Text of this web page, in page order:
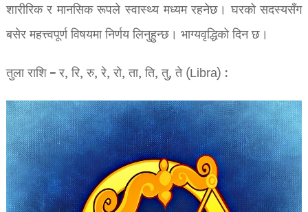
शारीरिक र मानसिक रूपले स्वास्थ्य मध्यम रहनेछ। घरको सदस्यसँग
बसेर महत्त्वपूर्ण विषयमा निर्णय लिनुहुन्छ। भाग्यवृद्धिको दिन छ।
तुला राशि – र, रि, रु, रे, रो, ता, ति, तु, ते (Libra) :